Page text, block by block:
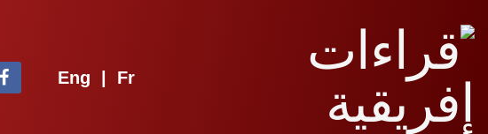
Eng | Fr